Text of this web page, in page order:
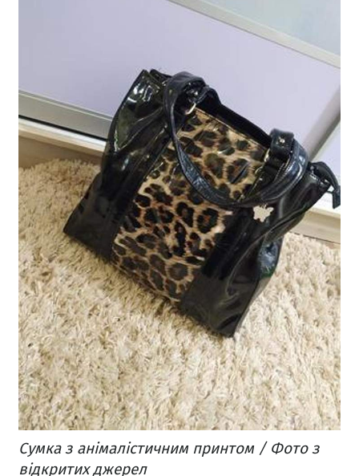
Сумка з анімалістичним принтом / Фото з
відкритих джерел